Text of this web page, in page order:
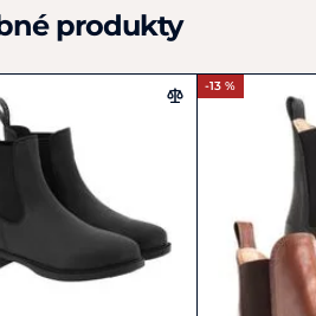
produkty
-13 %